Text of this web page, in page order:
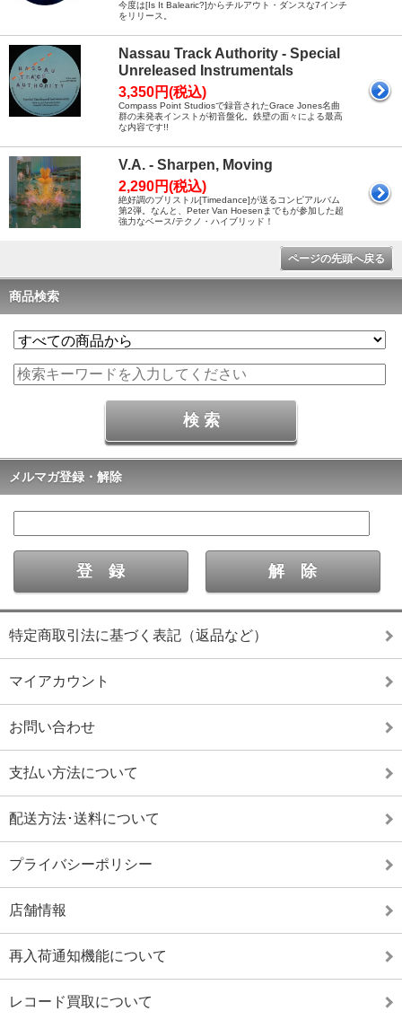
今度は[Is It Balearic?]からチルアウト・ダンスな7インチ
をリリース。
Nassau Track Authority - Special
Unreleased Instrumentals
3,350円(税込)
Compass Point Studiosで録音されたGrace Jones名曲
群の未発表インストが初音盤化。鉄壁の面々による最高
な内容です!!
V.A. - Sharpen, Moving
2,290円(税込)
絶好調のブリストル[Timedance]が送るコンピアルバム
第2弾。なんと、Peter Van Hoesenまでもが参加した超
強力なベース/テクノ・ハイブリッド！
ページの先頭へ戻る
商品検索
メルマガ登録・解除
特定商取引法に基づく表記（返品など）
マイアカウント
お問い合わせ
支払い方法について
配送方法･送料について
プライバシーポリシー
店舗情報
再入荷通知機能について
レコード買取について